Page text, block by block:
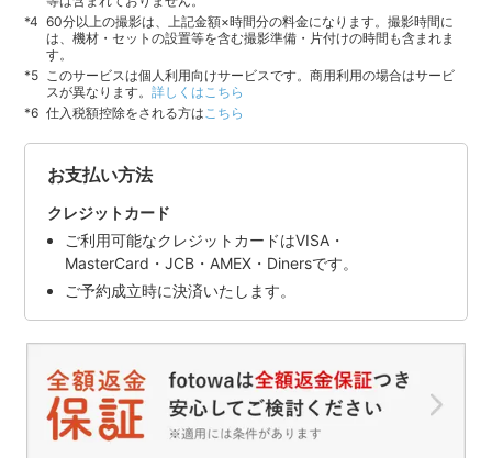
60分以上の撮影は、上記金額×時間分の料金になります。撮影時間に
は、機材・セットの設置等を含む撮影準備・片付けの時間も含まれま
す。
このサービスは個人利用向けサービスです。商用利用の場合はサービ
スが異なります。詳しくはこちら
仕入税額控除をされる方は こちら
お支払い方法
クレジットカード
ご利用可能なクレジットカードはVISA・
MasterCard・JCB・AMEX・Dinersです。
ご予約成立時に決済いたします。